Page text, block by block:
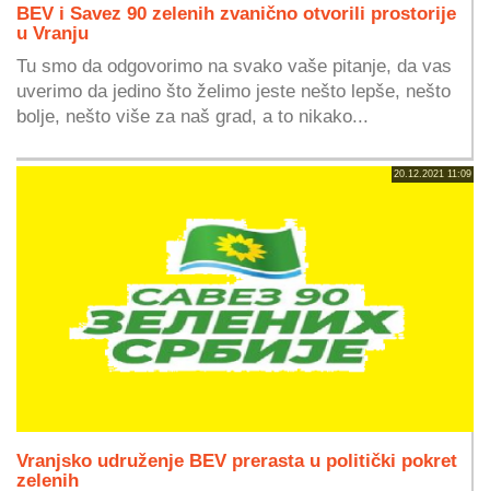
BEV i Savez 90 zelenih zvanično otvorili prostorije
u Vranju
Tu smo da odgovorimo na svako vaše pitanje, da vas
uverimo da jedino što želimo jeste nešto lepše, nešto
bolje, nešto više za naš grad, a to nikako...
20.12.2021 11:09
Vranjsko udruženje BEV prerasta u politički pokret
zelenih